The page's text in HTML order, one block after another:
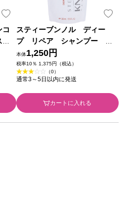
ク
スティーブンノル ディー
プ リペア シャンプー
（詰め替え用） ３８０ｍＬ コ
ーセー
本体1,250円
税率10％ 1,375円（税込）
（0）
通常3～5日以内に発送
カートに入れる